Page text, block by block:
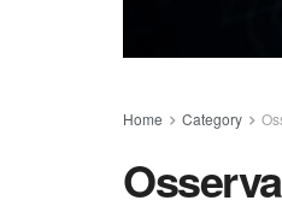
Home Category